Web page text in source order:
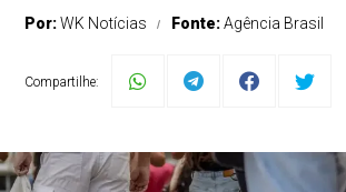
Por:WK Notícias Fonte:Agência Brasil
Compartilhe: